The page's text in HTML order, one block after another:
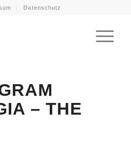
Datenschutz
– THE